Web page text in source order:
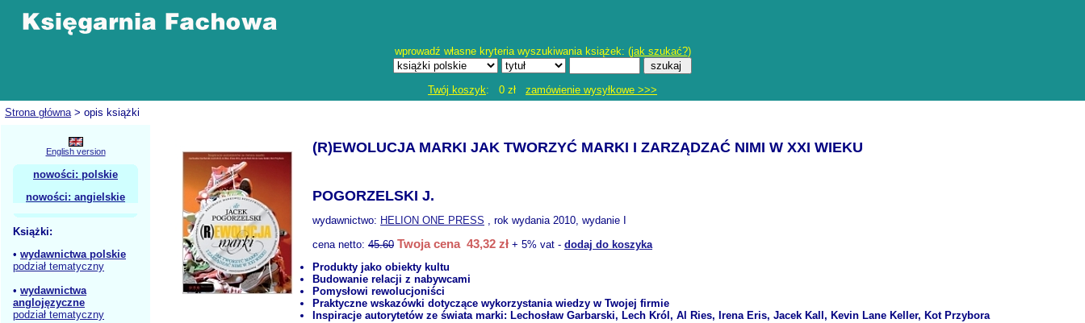
wprowadź własne kryteria wyszukiwania książek: (jak szukać?)
Twój koszyk: 0 zł zamówienie wysyłkowe >>>
Strona główna> opis książki
English version
nowości: polskie
nowości: angielskie
Książki:
• wydawnictwa polskie
podział tematyczny
• wydawnictwa
anglojęzyczne
podział tematyczny
(R)EWOLUCJA MARKI JAK TWORZYĆ MARKI I ZARZĄDZAĆ NIMI W XXI WIEKU
POGORZELSKI J.
wydawnictwo: HELION ONE PRESS , rok wydania 2010, wydanie I
cena netto: 45.60 Twoja cena 43,32 zł + 5% vat - dodaj do koszyka
Produkty jako obiekty kultu
Budowanie relacji z nabywcami
Pomysłowi rewolucjoniści
Praktyczne wskazówki dotyczące wykorzystania wiedzy w Twojej firmie
Inspiracje autorytetów ze świata marki: Lechosław Garbarski, Lech Król, Al Ries, Irena Eris, Jacek Kall, Kevin Lane Keller, Kot Przybora